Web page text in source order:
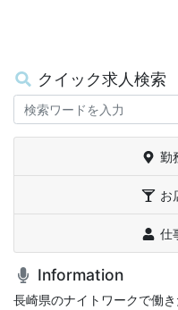
クイック求人検索
Keywords
勤
お
仕
Information
長崎県のナイトワークで働